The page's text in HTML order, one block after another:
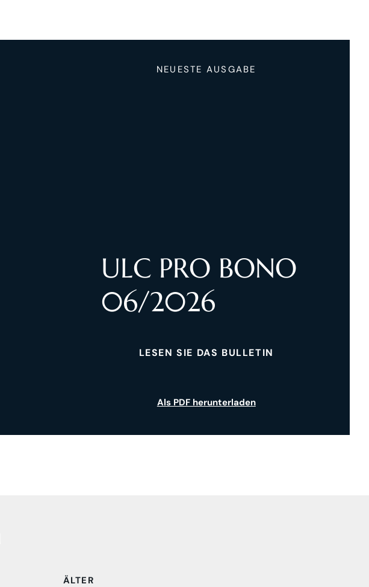
NEUESTE AUSGABE
ULC PRO BONO
06/2026
LESEN SIE DAS BULLETIN
Als PDF herunterladen
ÄLTER